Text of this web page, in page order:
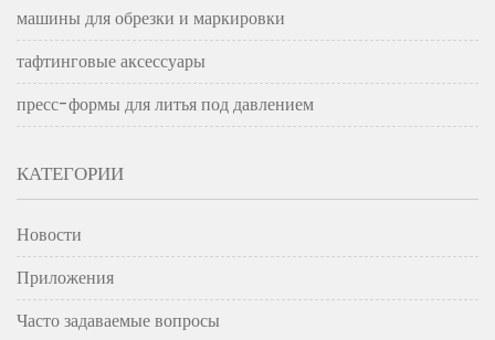
машины для обрезки и маркировки
тафтинговые аксессуары
пресс-формы для литья под давлением
КАТЕГОРИИ
Новости
Приложения
Часто задаваемые вопросы